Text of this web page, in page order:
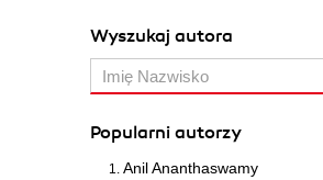
Wyszukaj autora
Popularni autorzy
Anil Ananthaswamy